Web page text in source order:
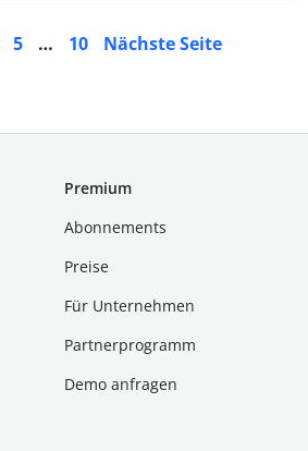
5 … 10 Nächste Seite
Premium
Abon­ne­ments
Preise
Für Unternehmen
Partnerprogramm
Demo anfragen